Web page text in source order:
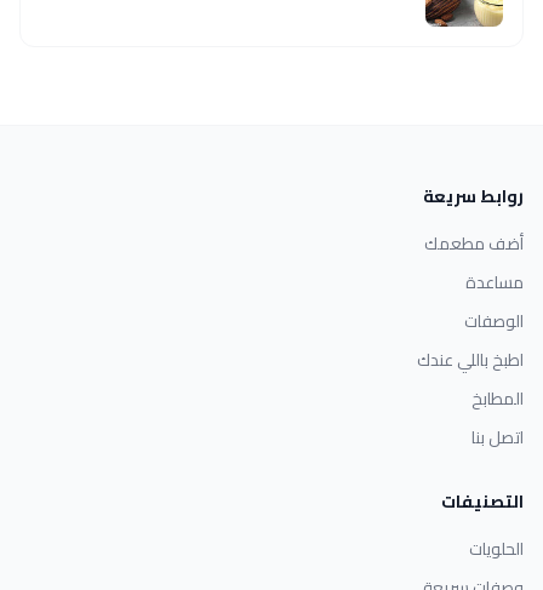
روابط سريعة
أضف مطعمك
مساعدة
الوصفات
اطبخ باللي عندك
المطابخ
اتصل بنا
التصنيفات
الحلويات